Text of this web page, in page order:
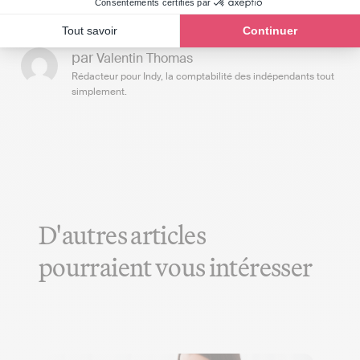
Consentements certifiés par
Tout savoir Continuer
parValentin Thomas
Rédacteur pour Indy, la comptabilité des indépendants tout
simplement.
D'autres articles
pourraient vous intéresser